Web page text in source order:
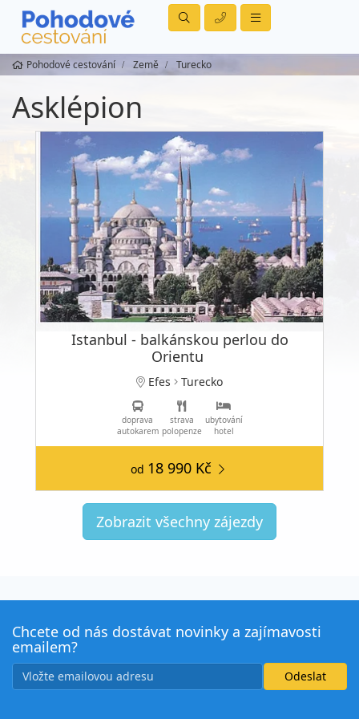
Pohodové cestování Země Turecko
Asklépion
Istanbul - balkánskou perlou do
Orientu
Efes Turecko
doprava
autokarem
strava
polopenze
ubytování
hotel
od 18 990 Kč
Zobrazit všechny zájezdy
Chcete od nás dostávat novinky a zajímavosti
emailem?